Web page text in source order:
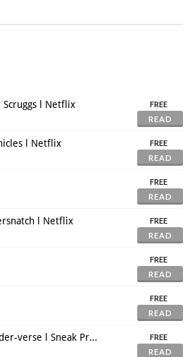
l Netflix
FREE
READ
l Netflix
FREE
READ
FREE
READ
l Netflix
FREE
READ
FREE
READ
FREE
READ
Spider-man into Spider-verse l Sneak Previewอาจจะมีสปอยล์แต่มันคันไม้คันมือจริงๆนะ
FREE
READ